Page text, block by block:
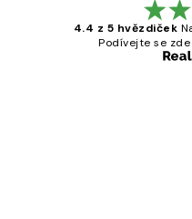
4.4 z 5 hvězdiček
Podívejte se